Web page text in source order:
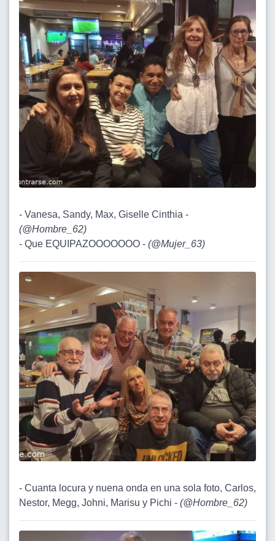
- Vanesa, Sandy, Max, Giselle Cinthia -
(@Hombre_62)
- Que EQUIPAZOOOOOOO - (@Mujer_63)
- Cuanta locura y nuena onda en una sola foto, Carlos,
Nestor, Megg, Johni, Marisu y Pichi - (@Hombre_62)